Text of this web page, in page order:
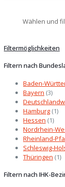
Wählen und
Filtermöglichkeiten
Filtern nach
Baden-
Bayern (3)
Hamburg (1)
Hessen (1)
Nordrhein-
Rheinland-
Schleswig-
Thüringen (1)
Filtern nach IHK-